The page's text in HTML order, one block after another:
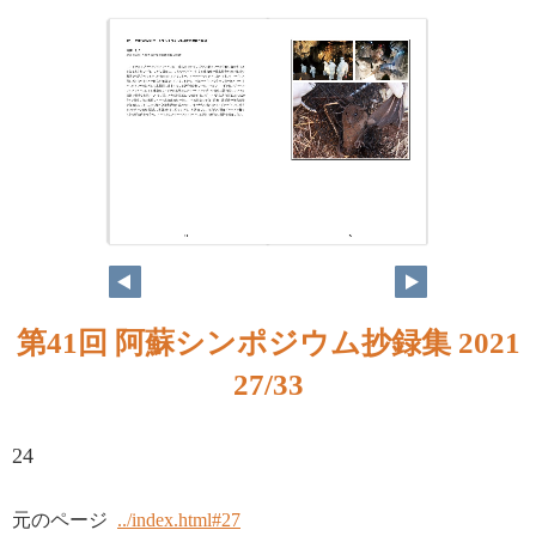
第41回 阿蘇シンポジウム抄録集 2021
27/33
24
元のページ ../index.html#27